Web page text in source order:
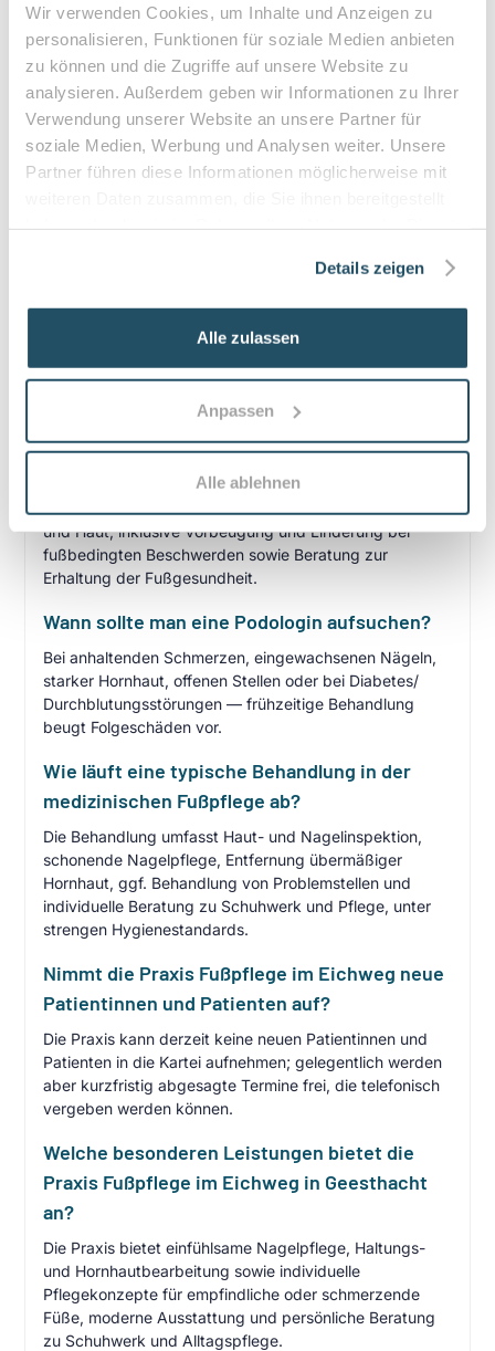
Wir verwenden Cookies, um Inhalte und Anzeigen zu
personalisieren, Funktionen für soziale Medien anbieten
zu können und die Zugriffe auf unsere Website zu
analysieren. Außerdem geben wir Informationen zu Ihrer
Verwendung unserer Website an unsere Partner für
soziale Medien, Werbung und Analysen weiter. Unsere
Partner führen diese Informationen möglicherweise mit
Details zeigen
Alle zulassen
Anpassen
Alle ablehnen
Diabetes mellitus mit Fußkomplikationen
Durchblutungsstörungen der Füße
Sensibilitätsstörungen
Querschnittslähmung
Zuzahlung & Kosten:
• 10% Zuzahlung pro Behandlung (mind. 5€, max. 10€)
•Privatleistungen nach individueller Vereinbarung
Hausbesuche bei medizinischer Notwendigkeit
Häufige Fragen zum Praxisbesuch
Was versteht man unter Medizinischer
Fußpflege/Podologie?
Unter Medizinischer Fußpflege (Podologie) versteht
man fachgerechte Behandlung von Nägeln, Hornhaut
und Haut, inklusive Vorbeugung und Linderung bei
fußbedingten Beschwerden sowie Beratung zur
Erhaltung der Fußgesundheit.
Wann sollte man eine Podologin aufsuchen?
Bei anhaltenden Schmerzen, eingewachsenen Nägeln,
starker Hornhaut, offenen Stellen oder bei Diabetes/
Durchblutungsstörungen — frühzeitige Behandlung
beugt Folgeschäden vor.
Wie läuft eine typische Behandlung in der
medizinischen Fußpflege ab?
Die Behandlung umfasst Haut- und Nagelinspektion,
schonende Nagelpflege, Entfernung übermäßiger
Hornhaut, ggf. Behandlung von Problemstellen und
individuelle Beratung zu Schuhwerk und Pflege, unter
strengen Hygienestandards.
Nimmt die Praxis Fußpflege im Eichweg neue
Patientinnen und Patienten auf?
Die Praxis kann derzeit keine neuen Patientinnen und
Patienten in die Kartei aufnehmen; gelegentlich werden
aber kurzfristig abgesagte Termine frei, die telefonisch
vergeben werden können.
Welche besonderen Leistungen bietet die
Praxis Fußpflege im Eichweg in Geesthacht
an?
Die Praxis bietet einfühlsame Nagelpflege, Haltungs-
und Hornhautbearbeitung sowie individuelle
Pflegekonzepte für empfindliche oder schmerzende
Füße, moderne Ausstattung und persönliche Beratung
zu Schuhwerk und Alltagspflege.